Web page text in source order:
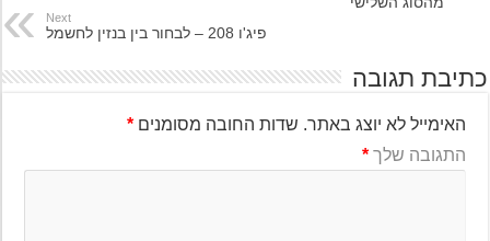
Next
פיג'ו 208 – לבחור בין בנזין לחשמל
תגובה
האימייל לא יוצג באתר. שדות החובה מסומנים*
התגובה שלך*